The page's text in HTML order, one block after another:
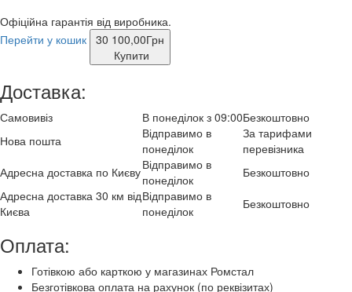
Офіційна гарантія від виробника.
Перейти у кошик 30 100,00Грн
Купити
Доставка:
Самовивіз В понеділок з 09:00Безкоштовно
Нова пошта
Відправимо в
понеділок
За тарифами
перевізника
Адресна доставка по КиєвуВідправимо в
понеділок
Безкоштовно
Адресна доставка 30 км від
Києва
Відправимо в
понеділок
Безкоштовно
Оплата:
Готівкою або карткою у магазинах Ромстал
Безготівкова оплата на рахунок (по реквізитах)